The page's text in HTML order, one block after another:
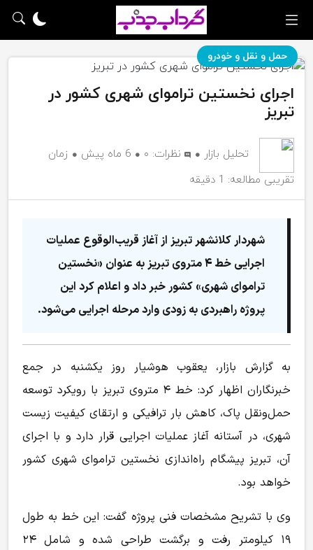
حمل و نقل و خودرو
اجرای نخستین تراموای شهری کشور در
تبریز
تحلیل بازار نظرات: ۰ 6 ماه پیش
زمان
تقریبی مطالعه: 1 دقیقه
شهردار کلانشهر تبریز از آغاز قریب‌الوقوع عملیات
اجرایی خط ۴ متروی تبریز به عنوان «نخستین
تراموای شهری» کشور خبر داد و اعلام کرد این
پروژه راهبردی به زودی وارد مرحله اجرایی می‌شود.
به گزارش بازار،‌ یعقوب هوشیار روز یکشنبه در جمع
خبرنگاران اظهار کرد: خط ۴ متروی تبریز با رویکرد توسعه
حمل‌ونقل پاک، کاهش بار ترافیکی و ارتقای کیفیت زیست
شهری، در آستانه آغاز عملیات اجرایی قرار دارد و با اجرای
آن، تبریز پیشگام راه‌اندازی نخستین تراموای شهری کشور
خواهد بود.
وی با تشریح مشخصات فنی پروژه گفت: این خط به طول
۱۹ کیلومتر رفت و برگشت طراحی شده و شامل ۲۴